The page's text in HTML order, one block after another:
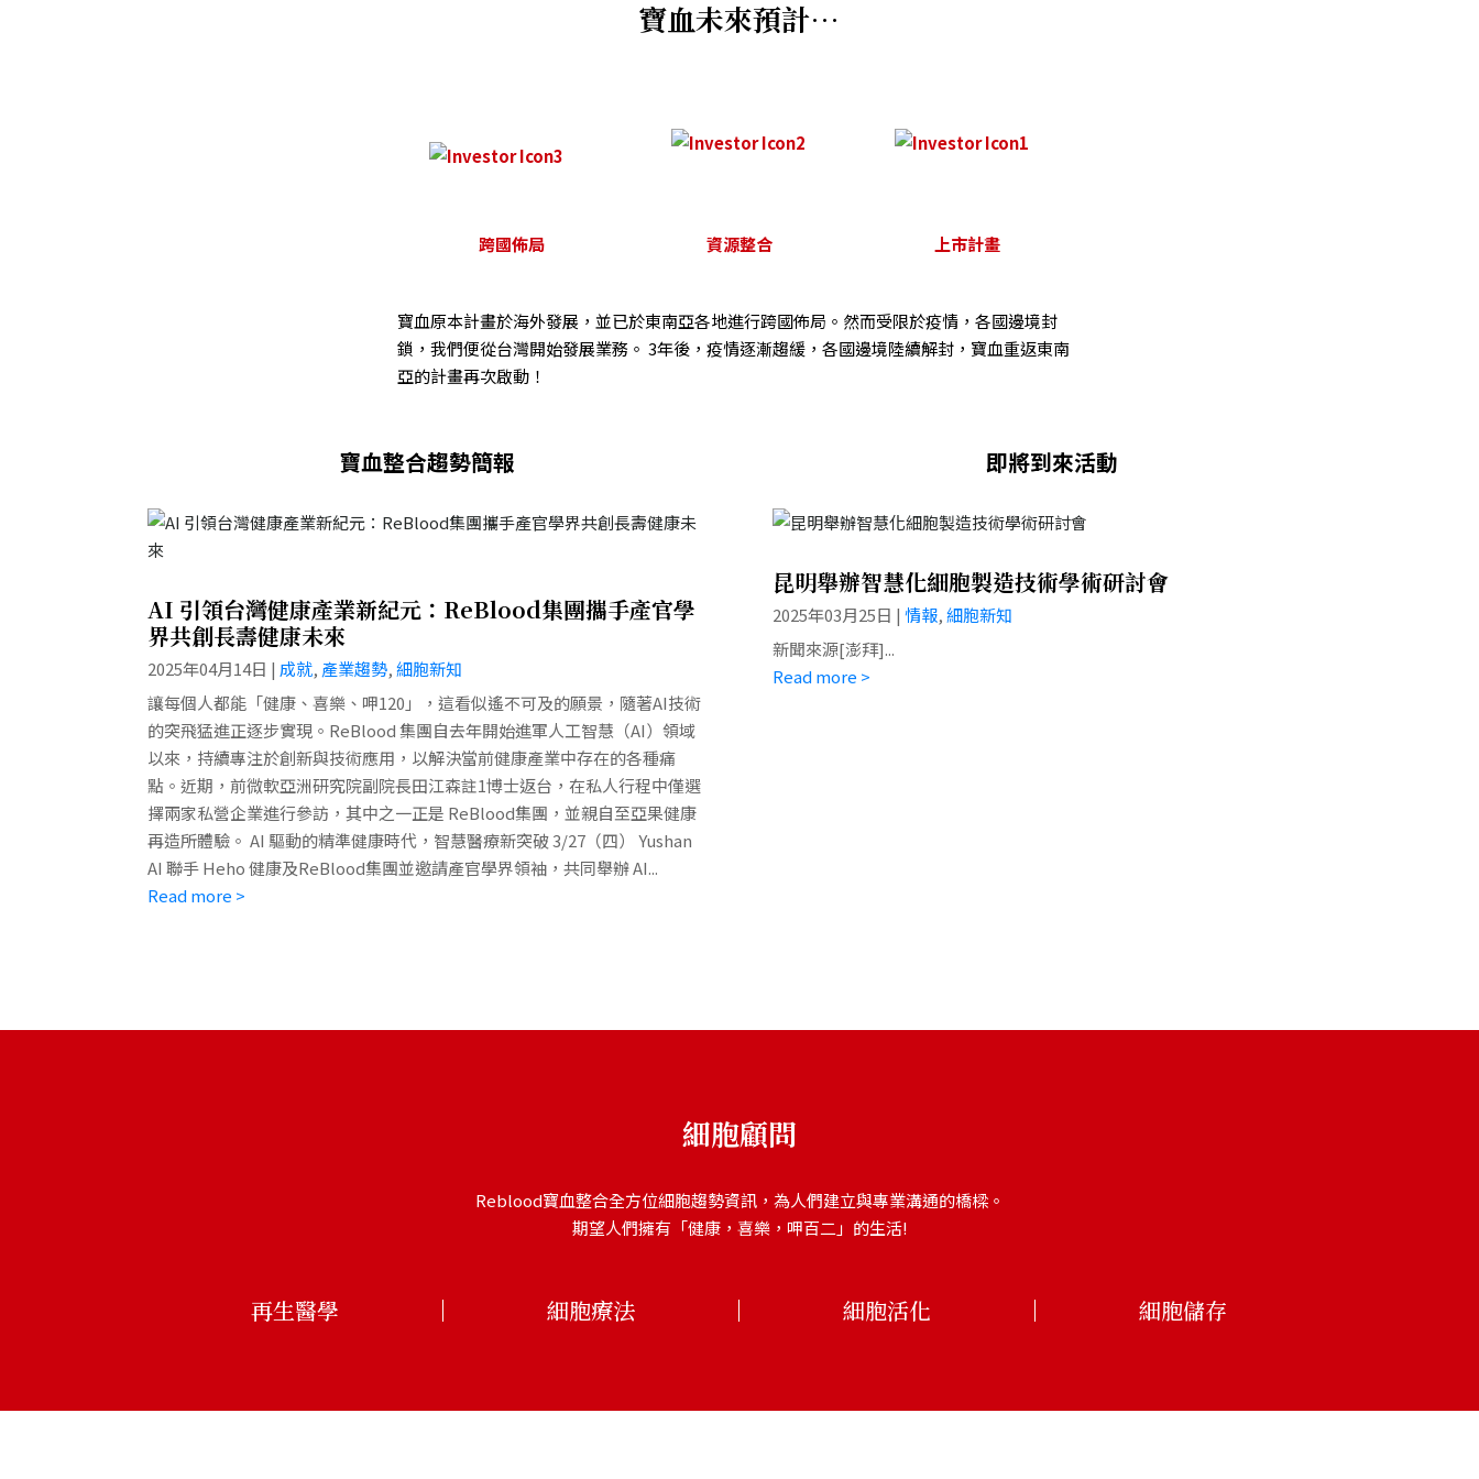
寶血未來預計…
跨國佈局 資源整合 上市計畫
寶血原本計畫於海外發展，並已於東南亞各地進⾏跨國佈局。然而受限於疫情，各國邊境封
鎖，我們便從台灣開始發展業務。 3年後，疫情逐漸趨緩，各國邊境陸續解封，寶血重返東南
亞的計畫再次啟動！
寶血整合趨勢簡報
AI 引領台灣健康產業新紀元：ReBlood集團攜手產官學
界共創長壽健康未來
2025年04月14日 | 成就, 產業趨勢,細胞新知
讓每個人都能「健康、喜樂、呷120」，這看似遙不可及的願景，隨著AI技術
的突飛猛進正逐步實現。ReBlood 集團自去年開始進軍人工智慧（AI）領域
以來，持續專注於創新與技術應用，以解決當前健康產業中存在的各種痛
點。近期，前微軟亞洲研究院副院長田江森註1博士返台，在私人行程中僅選
擇兩家私營企業進行參訪，其中之一正是 ReBlood集團，並親自至亞果健康
再造所體驗。 AI 驅動的精準健康時代，智慧醫療新突破 3/27（四） Yushan
AI 聯手 Heho 健康及ReBlood集團並邀請產官學界領袖，共同舉辦 AI...
Read more >
即將到來活動
昆明舉辦智慧化細胞製造技術學術研討會
2025年03月25日 | 情報,細胞新知
新聞來源[澎拜]...
Read more >
細胞顧問
Reblood寶血整合全方位細胞趨勢資訊，為人們建立與專業溝通的橋樑。
期望人們擁有「健康，喜樂，呷百二」的生活!
再生醫學 細胞療法 細胞活化 細胞儲存